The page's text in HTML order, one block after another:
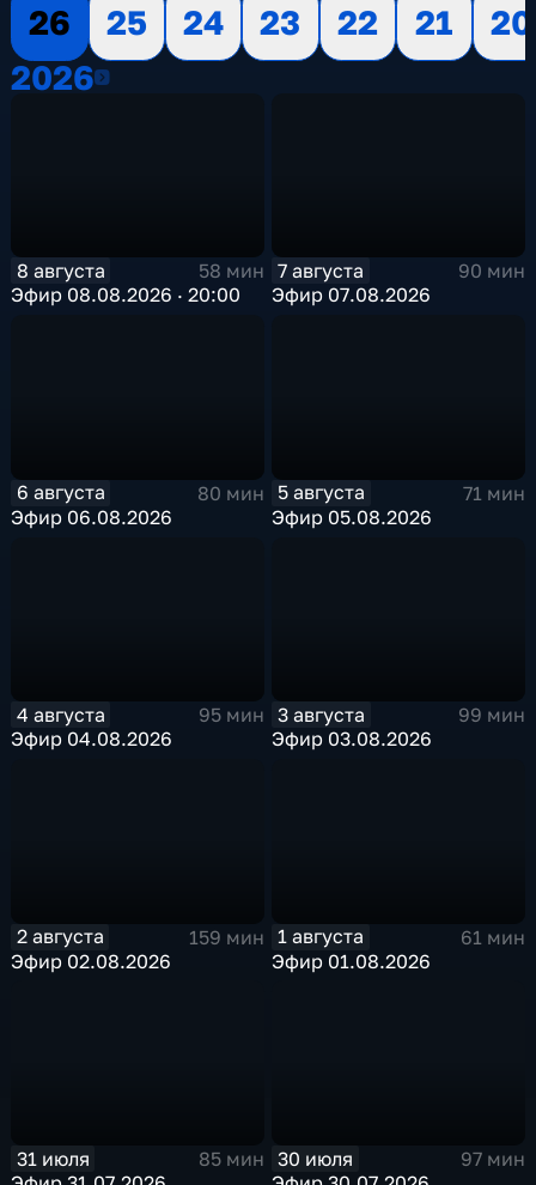
26
25 24 23 22 21
20
20262026
8 августа
58 мин
Эфир 08.08.2026 · 20:00
7 августа
90 мин
Эфир 07.08.2026
6 августа
80 мин
Эфир 06.08.2026
5 августа
71 мин
Эфир 05.08.2026
4 августа
95 мин
Эфир 04.08.2026
3 августа
99 мин
Эфир 03.08.2026
2 августа
159 мин
Эфир 02.08.2026
1 августа
61 мин
Эфир 01.08.2026
31 июля
85 мин
30 июля
97 мин